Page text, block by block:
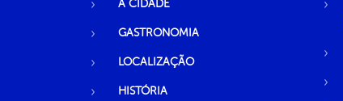
A CIDADE
GASTRONOMIA
LOCALIZAÇÃO
HISTÓRIA